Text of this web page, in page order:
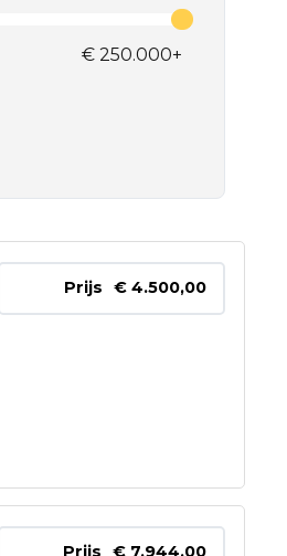
€ 250.000+
Prijs € 4.500,00
Prijs € 7.944,00